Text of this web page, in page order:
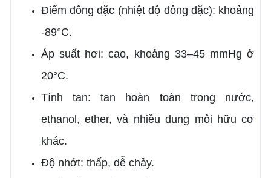
Điểm đông đặc (nhiệt độ đông đặc): khoảng
-89°C.
Áp suất hơi: cao, khoảng 33–45 mmHg ở
20°C.
Tính tan: tan hoàn toàn trong nước,
ethanol, ether, và nhiều dung môi hữu cơ
khác.
Độ nhớt: thấp, dễ chảy.